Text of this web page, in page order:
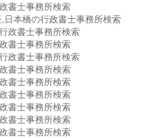
書士事務所検索
日本橋の行政書士事務所検索
政書士事務所検索
書士事務所検索
政書士事務所検索
書士事務所検索
書士事務所検索
書士事務所検索
書士事務所検索
書士事務所検索
書士事務所検索